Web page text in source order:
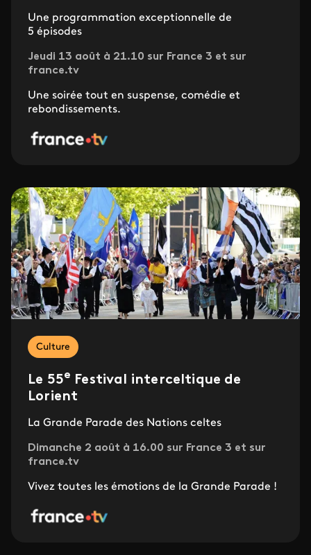
Une programmation exceptionnelle de
5 épisodes
Jeudi 13 août à 21.10 sur France 3 et sur
france.tv
Une soirée tout en suspense, comédie et
rebondissements.
Culture
Le 55e
Festival interceltique de
Lorient
La Grande Parade des Nations celtes
Dimanche 2 août à 16.00 sur France 3 et sur
france.tv
Vivez toutes les émotions de la Grande Parade !